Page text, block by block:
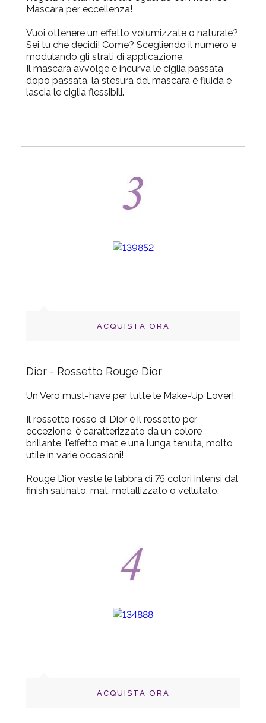
Mascara per eccellenza!
Vuoi ottenere un effetto volumizzate o naturale?
Sei tu che decidi! Come? Scegliendo il numero e
modulando gli strati di applicazione.
Il mascara avvolge e incurva le ciglia passata
dopo passata, la stesura del mascara è fluida e
lascia le ciglia flessibili.
ACQUISTA ORA
Dior - Rossetto Rouge Dior
Un Vero must-have per tutte le Make-Up Lover!
Il rossetto rosso di Dior è il rossetto per
eccezione, è caratterizzato da un colore
brillante, l'effetto mat e una lunga tenuta, molto
utile in varie occasioni!
Rouge Dior veste le labbra di 75 colori intensi dal
finish satinato, mat, metallizzato o vellutato.
ACQUISTA ORA